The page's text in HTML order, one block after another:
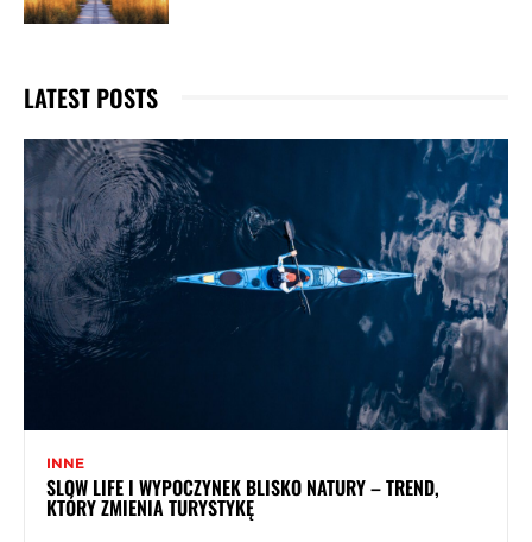
LATEST POSTS
INNE
SLOW LIFE I WYPOCZYNEK BLISKO NATURY – TREND,
KTÓRY ZMIENIA TURYSTYKĘ